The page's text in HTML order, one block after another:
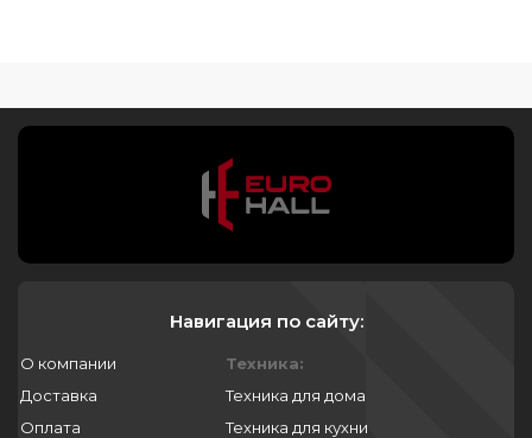
Навигация по сайту:
О компании
Доставка
Оплата
Техника:
Техника для дома
Техника для кухни